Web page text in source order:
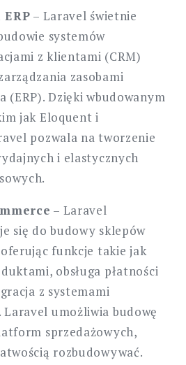
ERP – Laravel świetnie
systemów
z klientami (CRM)
zasobami
(ERP). Dzięki wbudowanym
jak Eloquent i
pozwala na tworzenie
i elastycznych
– Laravel
się do budowy sklepów
funkcje takie jak
obsługa płatności
z systemami
Laravel umożliwia budowę
sprzedażowych,
rozbudowywać.